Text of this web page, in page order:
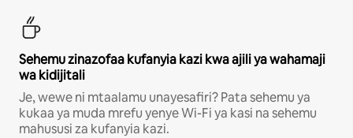
Sehemu zinazofaa kufanyia kazi kwa ajili ya wahamaji
wa kidijitali
Je, wewe ni mtaalamu unayesafiri? Pata sehemu ya
kukaa ya muda mrefu yenye Wi-Fi ya kasi na sehemu
mahususi za kufanyia kazi.